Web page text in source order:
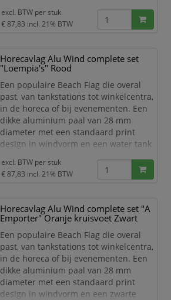
binnen- en buitenreclame.
Complete Beach Flag set met
Meest populaire Beach Flag
Standaard print design
B1 brandwerend
Breedte (mm) 890
H
excl. BTW perstuk
€ 87,83 incl. 21% BTW
Horecavlag Alu Wind complete set
"Loempia's" Rood
Een populaire Beach Flag die overal
past, van tankstations tot winkelcentra,
in de horeca of bij evenementen. Een
dikke aluminium paal van 28 mm
diameter met een standaard print
design in windvorm en een water tank
binnen- en buitenreclame.
Complete Beach Flag set met
voet
Meest populaire Beach Flag
Standaard print design
B1 brandwerend
Breedte (mm) 890
excl. BTW perstuk
€ 87,83 incl. 21% BTW
Horecavlag Alu Wind complete set "A
Emporter" Oranje kruisvoet Zwart
Een populaire Beach Flag die overal
past, van tankstations tot winkelcentra,
in de horeca of bij evenementen. Een
dikke aluminium paal van 28 mm
diameter met een standaard print
design in windvorm en een zwarte